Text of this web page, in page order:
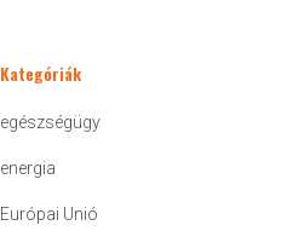
Kategóriák
egészségügy
energia
Európai Unió